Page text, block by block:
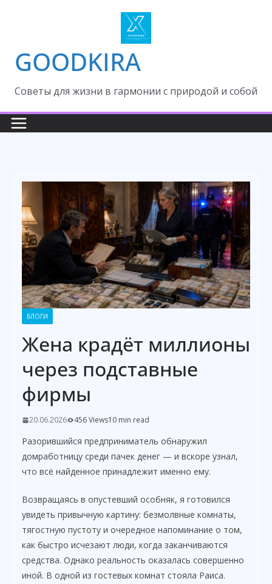
GOODKIRA
Cоветы для жизни в гармонии с природой и собой
БЛОГИ
Жена крадёт миллионы
через подставные
фирмы
20.06.2026 456 Views10 min read
Разорившийся предприниматель обнаружил
домработницу среди пачек денег — и вскоре узнал,
что всё найденное принадлежит именно ему.
Возвращаясь в опустевший особняк, я готовился
увидеть привычную картину: безмолвные комнаты,
тягостную пустоту и очередное напоминание о том,
как быстро исчезают люди, когда заканчиваются
средства. Однако реальность оказалась совершенно
иной. В одной из гостевых комнат стояла Раиса.